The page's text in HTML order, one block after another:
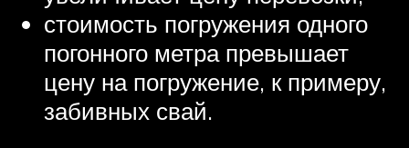
стоимость погружения одного
погонного метра превышает
цену на погружение, к примеру,
забивных свай.